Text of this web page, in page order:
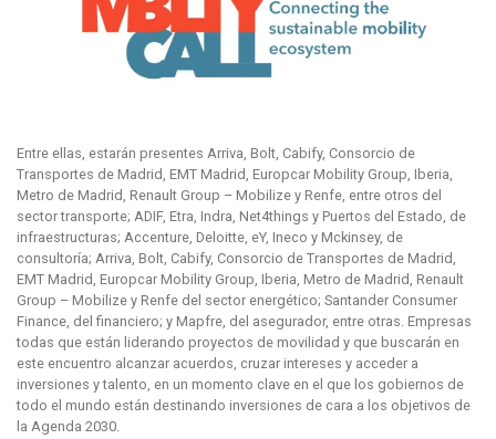
Entre ellas, estarán presentes Arriva, Bolt, Cabify, Consorcio de
Transportes de Madrid, EMT Madrid, Europcar Mobility Group, Iberia,
Metro de Madrid, Renault Group – Mobilize y Renfe, entre otros del
sector transporte; ADIF, Etra, Indra, Net4things y Puertos del Estado, de
infraestructuras; Accenture, Deloitte, eY, Ineco y Mckinsey, de
consultoría; Arriva, Bolt, Cabify, Consorcio de Transportes de Madrid,
EMT Madrid, Europcar Mobility Group, Iberia, Metro de Madrid, Renault
Group – Mobilize y Renfe del sector energético; Santander Consumer
Finance, del financiero; y Mapfre, del asegurador, entre otras. Empresas
todas que están liderando proyectos de movilidad y que buscarán en
este encuentro alcanzar acuerdos, cruzar intereses y acceder a
inversiones y talento, en un momento clave en el que los gobiernos de
todo el mundo están destinando inversiones de cara a los objetivos de
la Agenda 2030.